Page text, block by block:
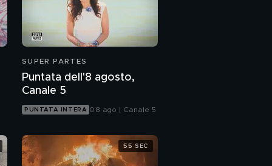
irregolari
Ladri di case: perchè
restano impuniti?
SUPER PARTES
Puntata dell'8 agosto,
Canale 5
PUNTATA INTERA 08 ago | Canale 5
55 SEC